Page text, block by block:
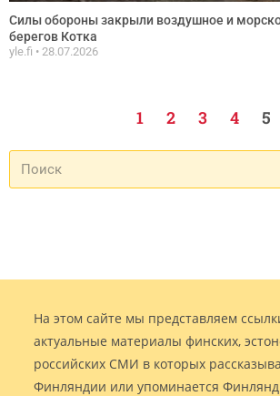
Силы обороны закрыли воздушное и
берегов Котка
yle.fi 28.07.2026
1 2 3 4 5
На этом сайте мы представляем
актуальные материалы финских,
российских СМИ в которых
Финляндии или упоминается